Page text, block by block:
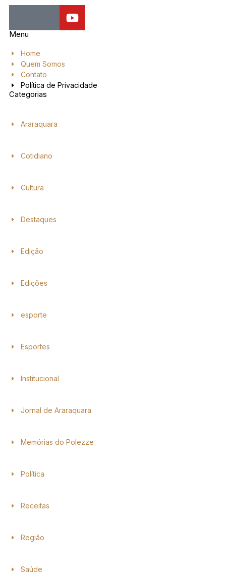
Menu
Home
Quem Somos
Contato
Política de Privacidade
Categorias
Araraquara
Cotidiano
Cultura
Destaques
Edição
Edições
esporte
Esportes
Institucional
Jornal de Araraquara
Memórias do Polezze
Política
Receitas
Região
Saúde